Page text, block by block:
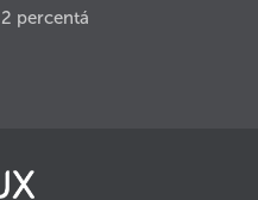
2 percentá